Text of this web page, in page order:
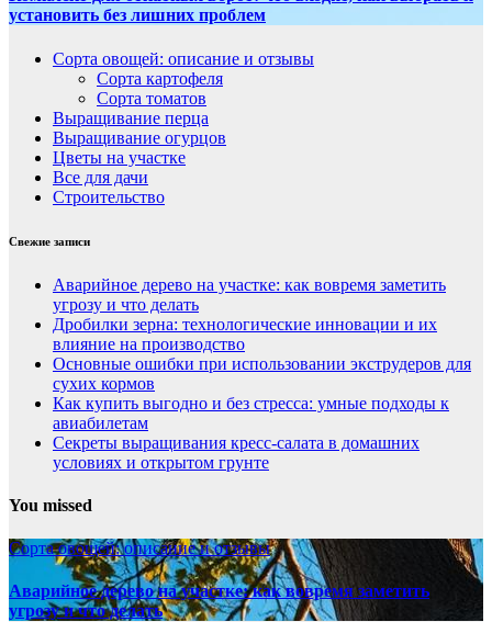
установить без лишних проблем
Сорта овощей: описание и отзывы
Сорта картофеля
Сорта томатов
Выращивание перца
Выращивание огурцов
Цветы на участке
Все для дачи
Строительство
Свежие записи
Аварийное дерево на участке: как вовремя заметить
угрозу и что делать
Дробилки зерна: технологические инновации и их
влияние на производство
Основные ошибки при использовании экструдеров для
сухих кормов
Как купить выгодно и без стресса: умные подходы к
авиабилетам
Секреты выращивания кресс-салата в домашних
условиях и открытом грунте
You missed
Сорта овощей: описание и отзывы
Аварийное дерево на участке: как вовремя заметить
угрозу и что делать